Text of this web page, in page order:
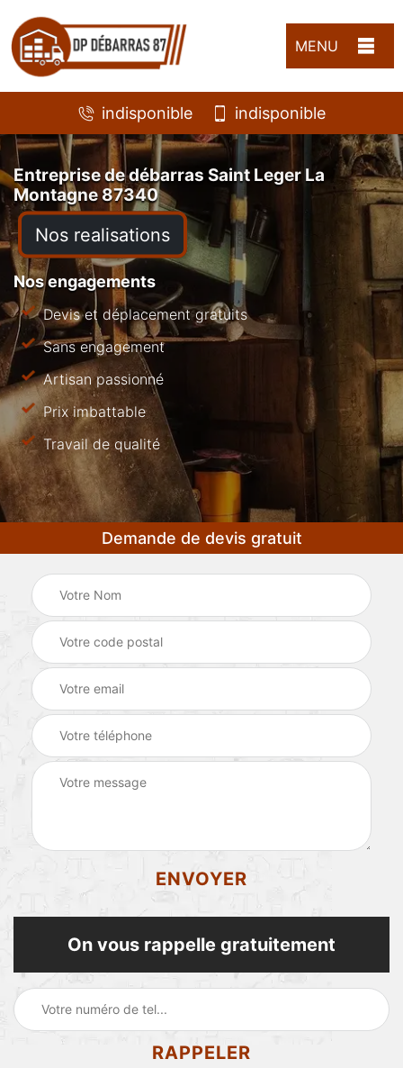
MENU
indisponible indisponible
Entreprise de débarras Saint Leger La
Montagne 87340
Nos realisations
Nos engagements
Devis et déplacement gratuits
Sans engagement
Artisan passionné
Prix imbattable
Travail de qualité
Demande de devis gratuit
On vous rappelle gratuitement